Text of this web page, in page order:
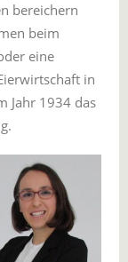
bereichern
beim
eine
in
Jahr 1934 das